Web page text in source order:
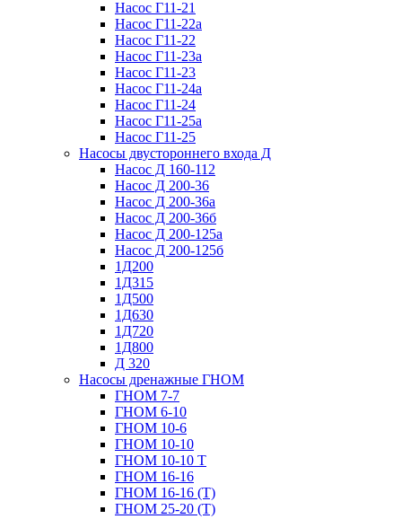
Насос Г11-21
Насос Г11-22а
Насос Г11-22
Насос Г11-23а
Насос Г11-23
Насос Г11-24а
Насос Г11-24
Насос Г11-25а
Насос Г11-25
Насосы двустороннего входа Д
Насос Д 160-112
Насос Д 200-36
Насос Д 200-36а
Насос Д 200-36б
Насос Д 200-125а
Насос Д 200-125б
1Д200
1Д315
1Д500
1Д630
1Д720
1Д800
Д 320
Насосы дренажные ГНОМ
ГНОМ 7-7
ГНОМ 6-10
ГНОМ 10-6
ГНОМ 10-10
ГНОМ 10-10 Т
ГНОМ 16-16
ГНОМ 16-16 (Т)
ГНОМ 25-20 (Т)